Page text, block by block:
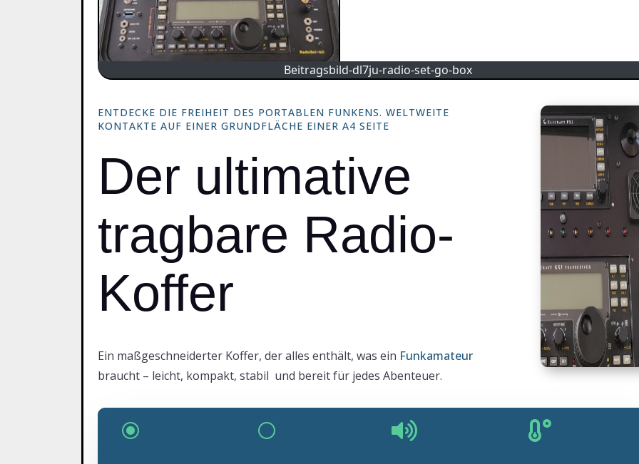
Beitragsbild-dl7ju-radio-set-go-box
ENTDECKE DIE FREIHEIT DES PORTABLEN FUNKENS. WELTWEITE
KONTAKTE AUF EINER GRUNDFLÄCHE EINER A4 SEITE
Der ultimative
tragbare Radio-
Koffer
Ein maßgeschneiderter Koffer, der alles enthält, was ein Funkamateur
braucht – leicht, kompakt, stabil und bereit für jedes Abenteuer.
\ [  